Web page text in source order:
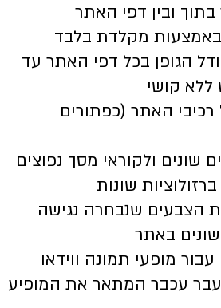
בתוך ובין דפי האתר
באמצעות מקלדת בלבד
הגופן בכל דפי האתר עד
האתר (כפתורים
שונים ולקוראי מסך נפוצים
שונות
הצבעים שנבחרה נגישה
באתר
מופעי תמונה ווידאו
עכבר המתאר את המופיע